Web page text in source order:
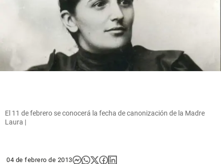
El 11 de febrero se conocerá la fecha de canonización de la Madre
Laura |
04 de febrero de 2013